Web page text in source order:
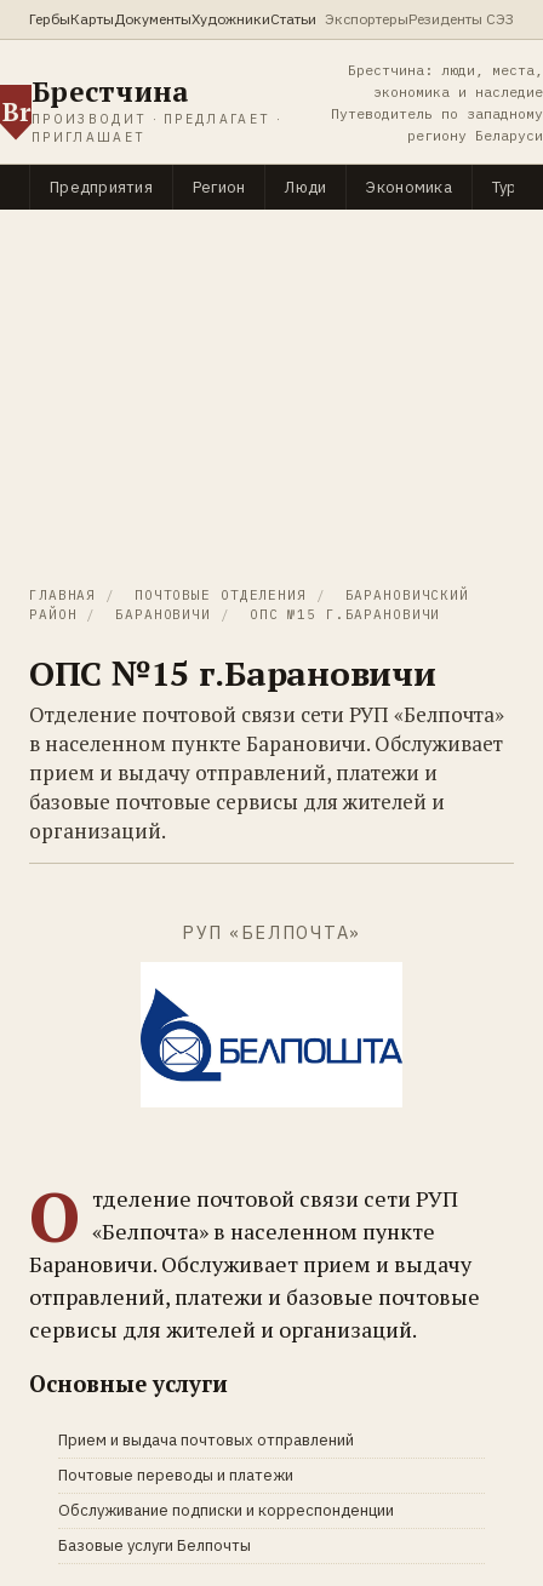
ГербыКартыДокументыХудожникиСтатьи ЭкспортерыРезиденты СЭЗ
Br
Брестчина
ПРОИЗВОДИТ · ПРЕДЛАГАЕТ ·
ПРИГЛАШАЕТ
Брестчина: люди, места,
экономика и наследие
Путеводитель по западному
региону Беларуси
Предприятия Регион Люди Экономика
ГЛАВНАЯ / ПОЧТОВЫЕ ОТДЕЛЕНИЯ /
БАРАНОВИЧСКИЙ
РАЙОН
/ БАРАНОВИЧИ / ОПС №15 Г.БАРАНОВИЧИ
ОПС №15 г.Барановичи
Отделение почтовой связи сети РУП «Белпочта»
в населенном пункте Барановичи. Обслуживает
прием и выдачу отправлений, платежи и
базовые почтовые сервисы для жителей и
организаций.
РУП «БЕЛПОЧТА»
О тделение почтовой связи сети РУП
«Белпочта» в населенном пункте
Барановичи. Обслуживает прием и выдачу
отправлений, платежи и базовые почтовые
сервисы для жителей и организаций.
Основные услуги
Прием и выдача почтовых отправлений
Почтовые переводы и платежи
Обслуживание подписки и корреспонденции
Базовые услуги Белпочты